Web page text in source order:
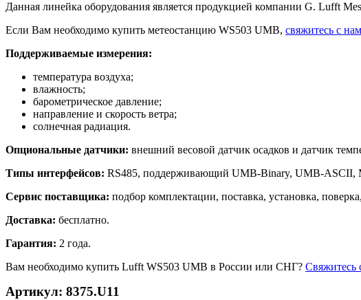
Данная линейка оборудования является продукцией компании G. Lufft
Если Вам необходимо купить метеостанцию WS503 UMB, свяжитесь с
Поддерживаемые измерения:
температура воздуха;
влажность;
барометрическое давление;
направление и скорость ветра;
солнечная радиация.
Опциональные датчики: внешний весовой датчик осадков и датчик
Типы интерфейсов: RS485, поддерживающий UMB-Binary, UMB-ASCII,
Сервис поставщика: подбор комплектации, поставка, установка,
Доставка: бесплатно.
Гарантия: 2 года.
Вам необходимо купить Lufft WS503 UMB в России или СНГ?
Артикул: 8375.U11